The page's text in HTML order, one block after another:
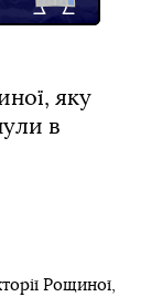
яку
в
Рощиної,